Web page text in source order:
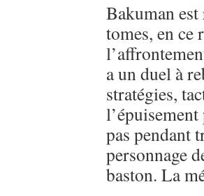
Bakuman est
tomes, en ce
a un duel à
stratégies,
pas pendant
personnage
baston. La